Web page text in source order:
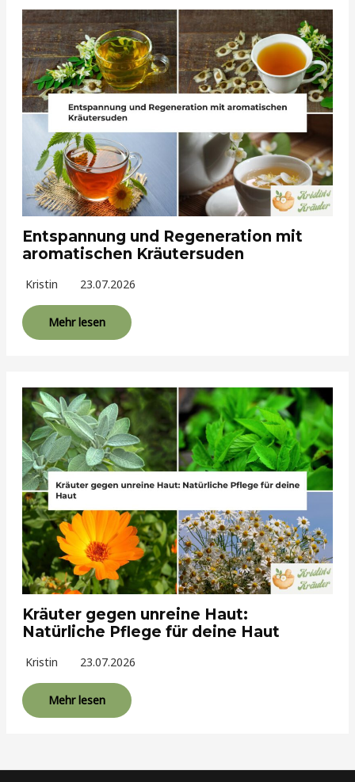
Entspannung und Regeneration mit
aromatischen Kräutersuden
Kristin 23.07.2026
Mehr lesen
Kräuter gegen unreine Haut:
Natürliche Pflege für deine Haut
Kristin 23.07.2026
Mehr lesen